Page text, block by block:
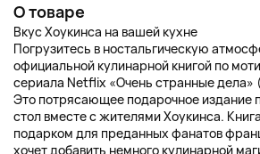
О товаре
Вкус Хоукинса на вашей кухне
Погрузитесь в ностальгическую
официальной кулинарной книгой по
сериала Netflix «Очень странные дела»
Это потрясающее подарочное издание
стол вместе с жителями Хоукинса.
подарком для преданных фанатов
хочет добавить немного кулинарной